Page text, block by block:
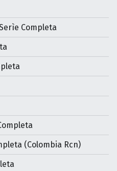
Completa
(Colombia Rcn)